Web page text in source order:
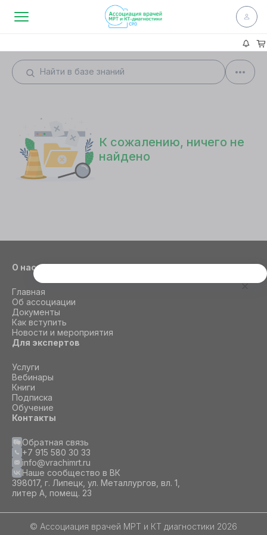
К сожалению, ничего не
найдено
О нас
Главная
Об ассоциации
Документы
Как вступить
Новости и мероприятия
Для экспертов
Услуги
Вебинары
Книги
Подписка
Обучение
Контакты
Обратная связь
+7 915 580 30 33
info@vrachimrt.ru
Наше сообщество в ВК
398017, г. Липецк, ул. Металлургов, вл. 1,
литер А, помещ. 23
© Ассоциация врачей МРТ и КТ диагностики 2026
Этот сайт использует cookie
Для корректной работы данного сайта
необходимы файлы cookie
СОГЛАСИЕ